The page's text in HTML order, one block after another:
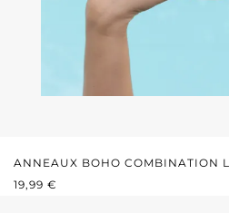
ANNEAUX BOHO COMBINATION
PRIX RÉGULIER :
19,99 €